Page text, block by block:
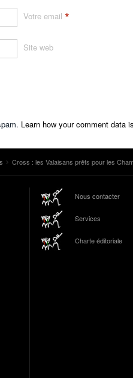
Votre email *
Site web
Learn how your comment data
Cross : les Valaisans prêts pour les
Nous contacter
Services
Charte éditoriale